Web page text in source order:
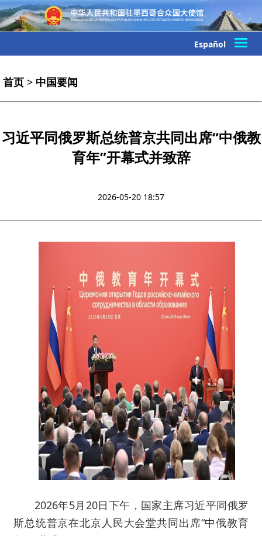
Español
首页 > 中国要闻
习近平同俄罗斯总统普京共同出席“中俄教
育年”开幕式并致辞
2026-05-20 18:57
2026年5月20日下午，国家主席习近平同俄罗
斯总统普京在北京人民大会堂共同出席“中俄教育